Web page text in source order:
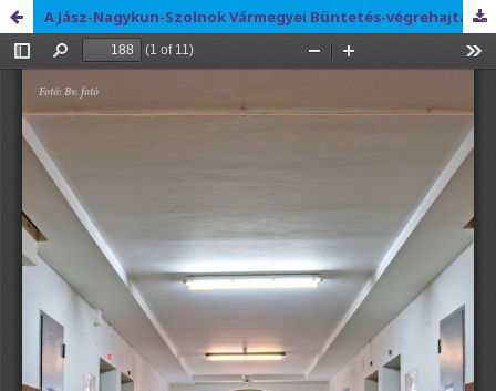
A Jász-Nagykun-Szolnok Vármegyei Büntetés-végrehajtási Intézet 130 éve – Történelem, identitás és társadalmi küldetés